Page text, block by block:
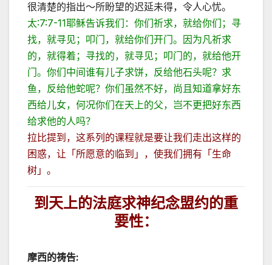
很清楚的指出～所盼望的迟延未得，令人心忧。
太:7:7-11耶稣告诉我们：你们祈求，就给你们；寻
找，就寻见；叩门，就给你们开门。因为凡祈求
的，就得着；寻找的，就寻见；叩门的，就给他开
门。你们中间谁有儿子求饼，反给他石头呢？求
鱼，反给他蛇呢？你们虽然不好，尚且知道拿好东
西给儿女，何况你们在天上的父，岂不更把好东西
给求他的人吗？
拉比提到，这系列的课程就是要让我们走出这样的
困惑，让「所愿意的临到」，使我们拥有「生命
树」。
到天上的法庭求神纪念盟约的重
要性：
摩西的祷告: